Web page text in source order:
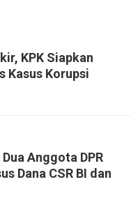
KPK Siapkan
Kasus Korupsi
Anggota DPR
Dana CSR BI dan